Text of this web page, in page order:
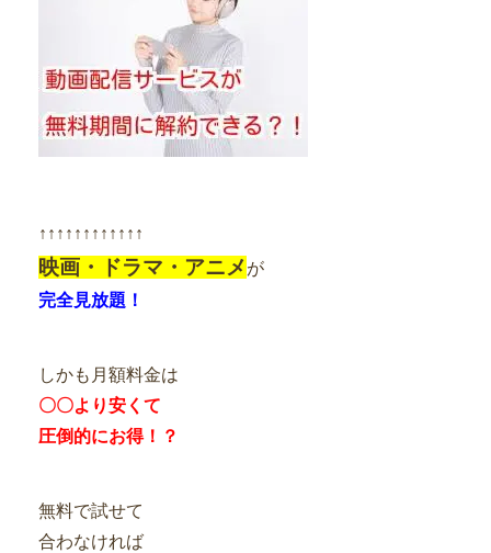
↑↑↑↑↑↑↑↑↑↑↑↑
映画・ドラマ・アニメが
完全見放題！
しかも月額料金は
〇〇より安くて
圧倒的にお得！？
無料で試せて
合わなければ